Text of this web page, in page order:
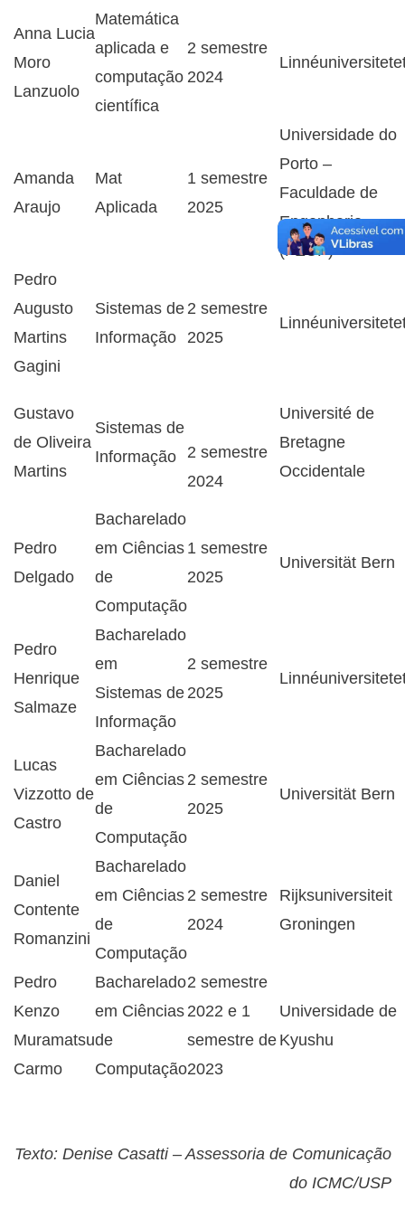
Anna Lucia
Moro
Lanzuolo
Matemática
aplicada e
computação
científica
2 semestre
2024
Amanda
Araujo
Mat
Aplicada
1 semestre
2025
Universidade do
Porto –
Faculdade de
Engenharia
(FEUP)
Pedro
Augusto
Martins
Gagini
Sistemas de
Informação
2 semestre
2025
Gustavo
de Oliveira
Martins
Sistemas de
Informação
2 semestre
2024
Université de
Bretagne
Occidentale
Pedro
Delgado
Bacharelado
em Ciências
de
Computação
1 semestre
2025
Universität Bern
Pedro
Henrique
Salmaze
Bacharelado
em
Sistemas de
Informação
2 semestre
2025
Lucas
Vizzotto de
Castro
Bacharelado
em Ciências
de
Computação
2 semestre
2025
Universität Bern
Daniel
Contente
Romanzini
Bacharelado
em Ciências
de
Computação
2 semestre
2024
Rijksuniversiteit
Groningen
Pedro
Kenzo
Muramatsu
Carmo
Bacharelado
em Ciências
de
Computação
2 semestre
2022 e 1
semestre de
2023
Universidade de
Kyushu
Texto: Denise Casatti – Assessoria de Comunicação
do ICMC/USP